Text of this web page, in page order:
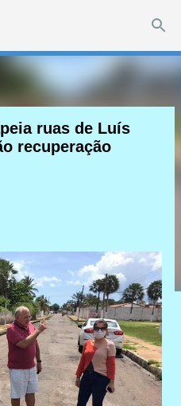
principal
ruas de Luís
recuperação